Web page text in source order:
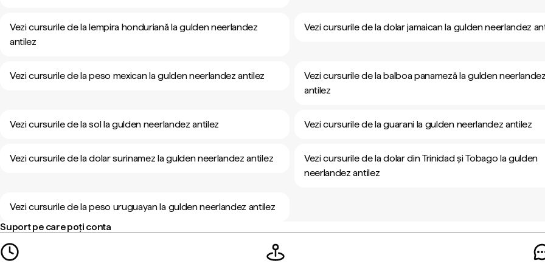
Vezi cursurile de la lempira honduriană la gulden neerlandez
antilez
Vezi cursurile de la dolar jamaican la gulden neerlandez
Vezi cursurile de la peso mexican la gulden neerlandez antilez
Vezi cursurile de la balboa panameză la gulden neerlandez
antilez
Vezi cursurile de la sol la gulden neerlandez antilez Vezi cursurile de la guarani la gulden neerlandez antilez
Vezi cursurile de la dolar surinamez la gulden neerlandez antilez
Vezi cursurile de la dolar din Trinidad și Tobago la gulden
neerlandez antilez
Vezi cursurile de la peso uruguayan la gulden neerlandez antilez
Suport pe care poți conta